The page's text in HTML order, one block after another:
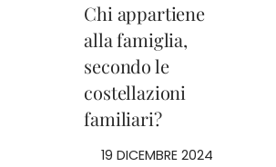
Chi appartiene
alla famiglia,
secondo le
costellazioni
familiari?
19 DICEMBRE 2024